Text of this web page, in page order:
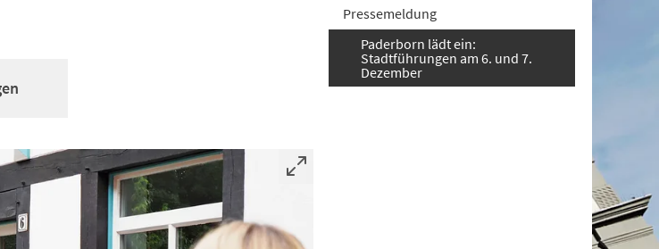
Pressemeldung
Paderborn lädt ein:
Stadtführungen am 6. und 7.
Dezember